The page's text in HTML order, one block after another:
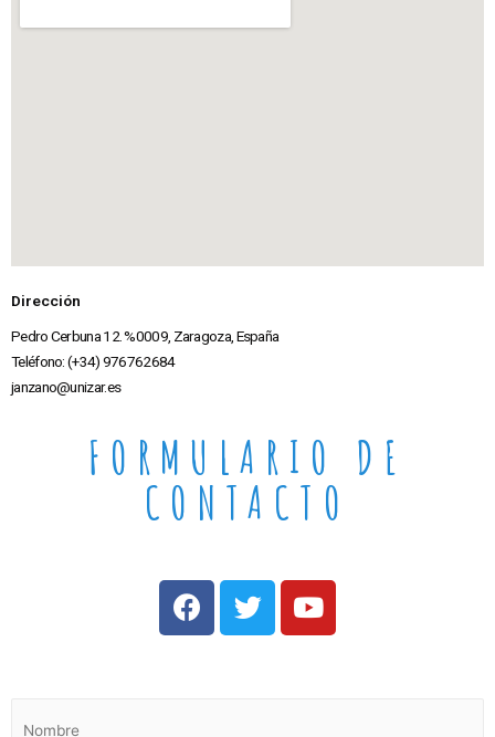
Dirección
Pedro Cerbuna 12. %0009, Zaragoza, España
Teléfono: (+34) 976762684
janzano@unizar.es
FORMULARIO DE
CONTACTO